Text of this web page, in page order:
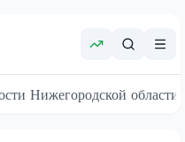
Нижегородской области